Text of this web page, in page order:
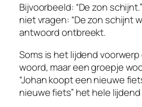
Bijvoorbeeld: “De zon
niet vragen: “De zon schijnt
antwoord ontbreekt.
Soms is het lijdend
woord, maar een groepje
“Johan koopt een nieuwe
nieuwe fiets” het hele